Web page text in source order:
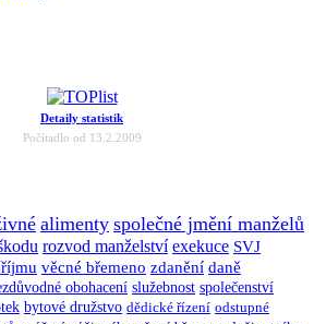
Detaily statistik
Počítadlo od 13.2.2009
alimenty společné jmění manželů
rozvod manželství exekuce SVJ
věcné břemeno zdanění daně
obohacení služebnost společenství
bytové družstvo dědické řízení odstupné